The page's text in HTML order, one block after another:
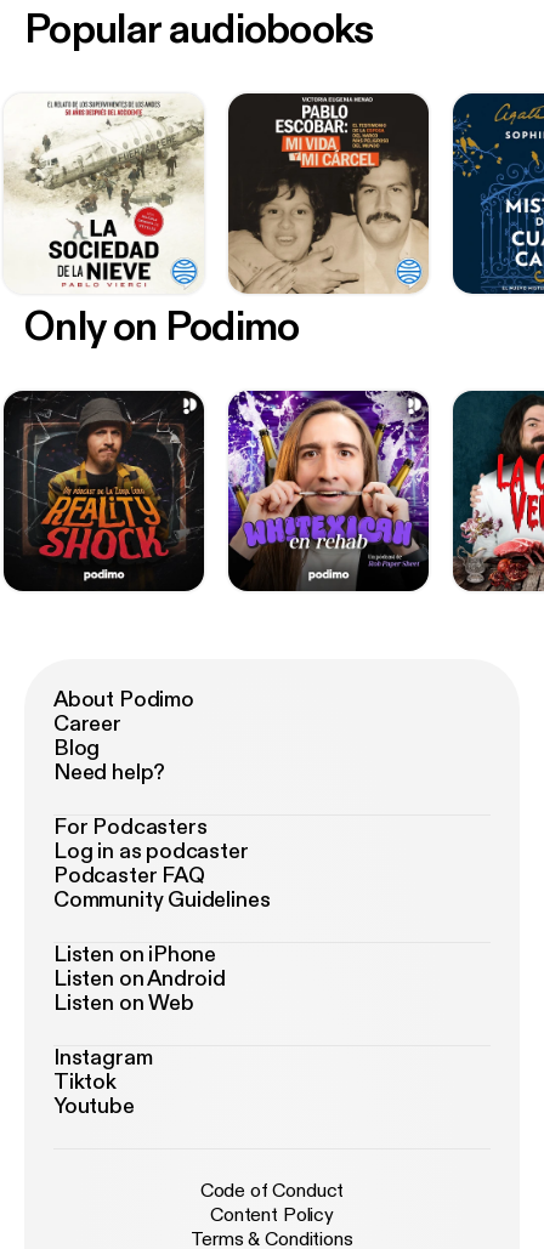
Only on Podimo
Popular audiobooks
About Podimo
Career
Blog
Need help?
For Podcasters
Log in as podcaster
Podcaster FAQ
Community Guidelines
Listen on iPhone
Listen on Android
Listen on Web
Instagram
Tiktok
Youtube
Code of Conduct
Content Policy
Terms & Conditions